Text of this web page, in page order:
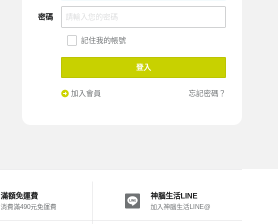
密碼
記住我的帳號
登入
加入會員 忘記密碼？
滿額免運費
消費滿490元免運費
神腦生活LINE
加入神腦生活LINE@